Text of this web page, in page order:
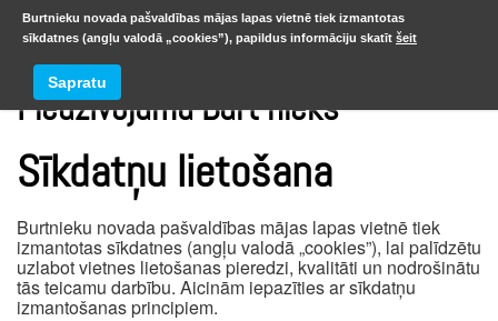
Piedzīvojumu Burt nieks
Sīkdatņu lietošana
Burtnieku novada pašvaldības mājas lapas vietnē tiek
izmantotas sīkdatnes (angļu valodā „cookies”), lai palīdzētu
uzlabot vietnes lietošanas pieredzi, kvalitāti un nodrošinātu
tās teicamu darbību. Aicinām iepazīties ar sīkdatņu
izmantošanas principiem.
Burtnieku novada pašvaldības mājas lapas vietnē tiek izmantotas
sīkdatnes (angļu valodā „cookies”), papildus informāciju skatīt šeit
Sapratu